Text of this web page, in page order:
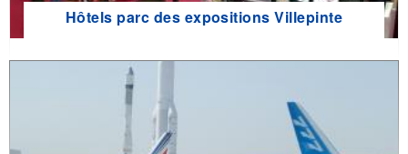
Hôtels parc des expositions Villepinte